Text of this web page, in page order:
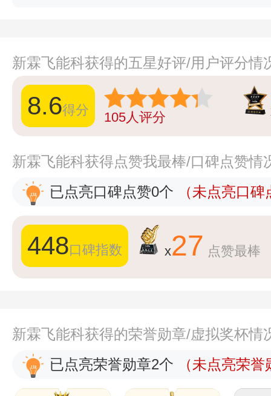
新霖飞能科获得的五星好评/用户评分情
8.6得分 105人评分
新霖飞能科获得点赞我最棒/口碑点赞情
已点亮口碑点赞0个
（未点亮口
448口碑指数 x27 点赞最棒
新霖飞能科获得的荣誉勋章/虚拟奖杯情
已点亮荣誉勋章2个
（未点亮荣